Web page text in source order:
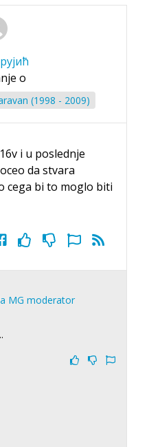
o
(1998 - 2009)
i u poslednje
da stvara
cega bi to moglo biti
MG moderator